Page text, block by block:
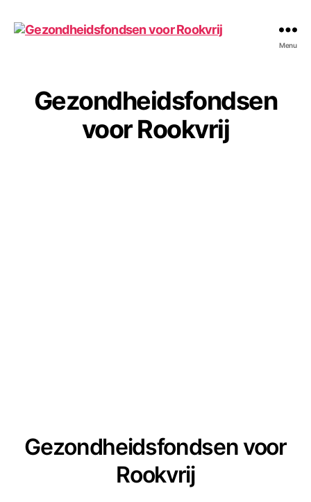
Menu
Gezondheidsfondsen
voor Rookvrij
Gezondheidsfondsen voor
Rookvrij